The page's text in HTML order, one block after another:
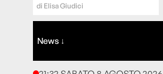
di Elisa Giudici
News ↓